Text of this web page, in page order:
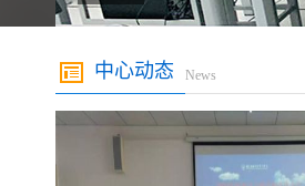
中心动态 News